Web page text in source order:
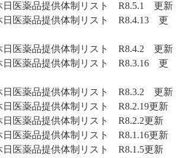
日医薬品提供体制リスト R8.5.1 更新
日医薬品提供体制リスト R8.4.13 更
日医薬品提供体制リスト R8.4.2 更新
日医薬品提供体制リスト R8.3.16 更
日医薬品提供体制リスト R8.3.2 更新
日医薬品提供体制リスト R8.2.19更新
日医薬品提供体制リスト R8.2.2更新
日医薬品提供体制リスト R8.1.16更新
日医薬品提供体制リスト R8.1.5更新